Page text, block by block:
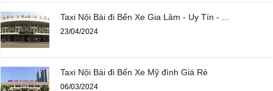
Taxi Nội Bài đi Bến Xe Gia Lâm - Uy Tín - ...
23/04/2024
Taxi Nội Bài đi Bến Xe Mỹ đình Giá Rẻ
06/03/2024